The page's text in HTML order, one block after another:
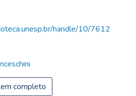
handle/10/7612
completo